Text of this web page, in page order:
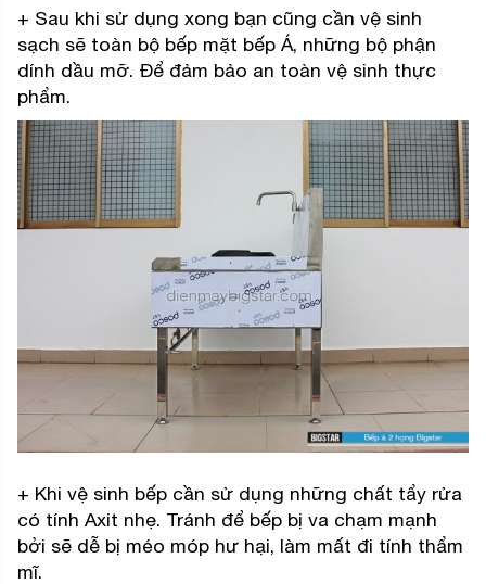
+ Sau khi sử dụng xong bạn cũng cần vệ sinh
sạch sẽ toàn bộ bếp mặt bếp Á, những bộ phận
dính dầu mỡ. Để đảm bảo an toàn vệ sinh thực
phẩm.
+ Khi vệ sinh bếp cần sử dụng những chất tẩy rửa
có tính Axit nhẹ. Tránh để bếp bị va chạm mạnh
bởi sẽ dễ bị méo móp hư hại, làm mất đi tính thẩm
mĩ.